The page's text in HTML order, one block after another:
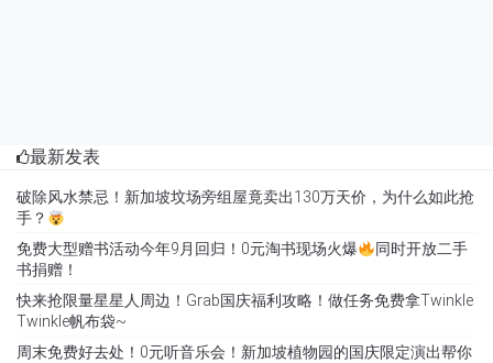
最新发表
破除风水禁忌！新加坡坟场旁组屋竟卖出130万天价，为什么如此抢
手？
免费大型赠书活动今年9月回归！0元淘书现场火爆
同时开放二手
书捐赠！
快来抢限量星星人周边！Grab国庆福利攻略！做任务免费拿Twinkle
Twinkle帆布袋~
周末免费好去处！0元听音乐会！新加坡植物园的国庆限定演出帮你